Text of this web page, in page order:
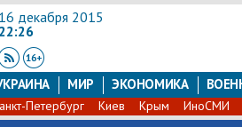
16 декабря 2015
22:26
МИР ЭКОНОМИКА
Петербург Киев Крым ИноСМИ